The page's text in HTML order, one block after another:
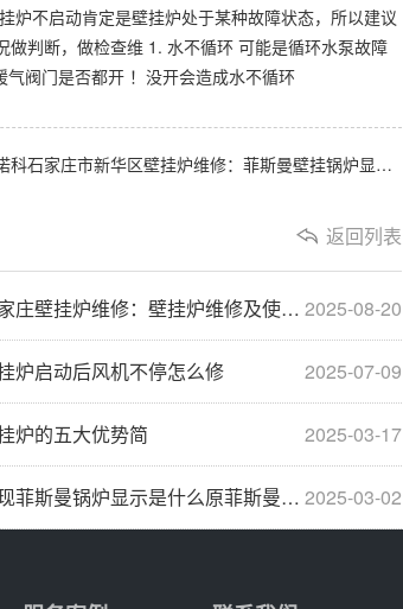
炉不启动肯定是壁挂炉处于某种故障状态，所以建议
判断，做检查维 1. 水不循环 可能是循环水泵故障
阀门是否都开 ！没开会造成水不循环
下一篇：诺科石家庄市新华区壁挂炉维修：菲斯曼壁挂锅炉显示5故障原因分析种解决方法步
返回列表
2025-08-20
庄壁挂炉维修：壁挂炉维修及使用技
2025-07-09
炉启动后风机不停怎么修
2025-03-17
炉的五大优势简
2025-03-02
斯曼锅炉显示是什么原菲斯曼锅炉显示···